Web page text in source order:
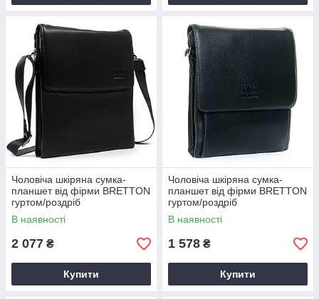
Чоловіча шкіряна сумка-
планшет від фірми BRETTON
гуртом/роздріб
В наявності
2 077 ₴
Купити
Чоловіча шкіряна сумка-
планшет від фірми BRETTON
гуртом/роздріб
В наявності
1 578 ₴
Купити